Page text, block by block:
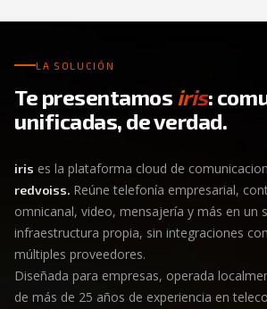
LA SOLUCIÓN
Te presentamos iris:
unificadas, de verdad.
iris es la plataforma cloud de
redvoiss. Reúne telefonía empresarial,
omnicanal, video, mensajería y más en un
infraestructura propia, sin integraciones
múltiples proveedores.
Diseñada para empresas, operada
de más de 25 años de experiencia en